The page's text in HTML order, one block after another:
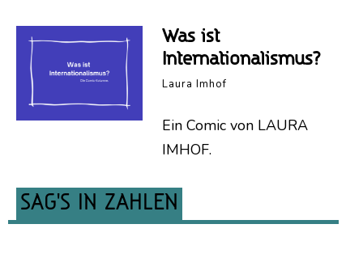
Was ist
Internationalismus?
Laura Imhof
Ein Comic von LAURA
IMHOF.
SAG’S IN ZAHLEN